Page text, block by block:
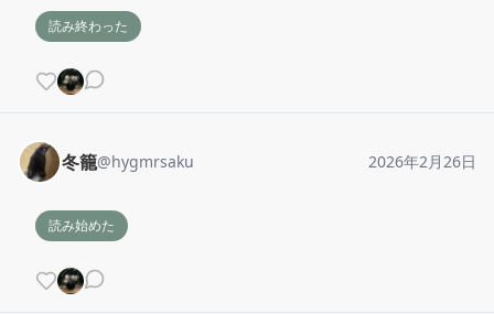
読み終わった
冬籠@hygmrsaku 2026年2月26日
読み始めた